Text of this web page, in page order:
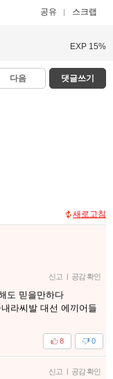
공유 스크랩
EXP 15%
다음 댓글쓰기
새로고침
신고 | 공감 확인
도 믿을만하다
라씨발 대선 에끼어들
0
8
신고 | 공감 확인